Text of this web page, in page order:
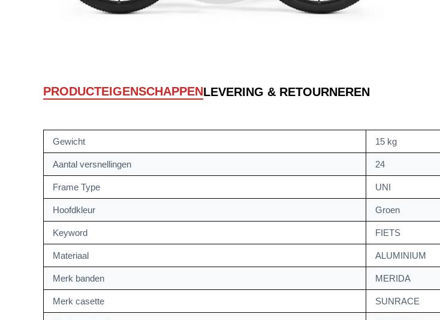
PRODUCTEIGENSCHAPPENLEVERING & RETOURNEREN
Gewicht 15 kg
Aantal versnellingen 24
Frame Type UNI
Hoofdkleur Groen
Keyword FIETS
Materiaal ALUMINIUM
Merk banden MERIDA
Merk casette SUNRACE